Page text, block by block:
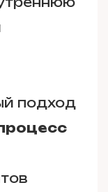
подход